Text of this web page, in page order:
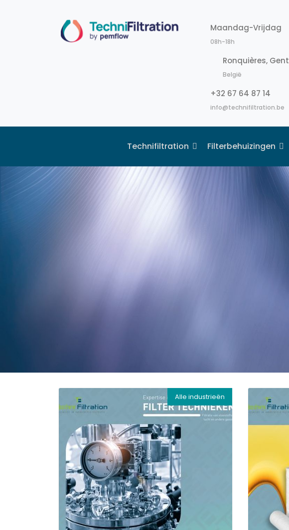
Maandag-Vrijdag
08h-18h
Ronquières, Gent
België
+32 67 64 87 14
info@technifiltration.be
Technifiltration Filterbehuizingen
Alle industrieën